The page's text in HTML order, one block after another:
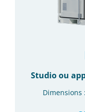
Studio ou
Dimensions